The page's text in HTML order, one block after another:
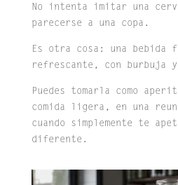
No intenta imitar una
parecerse a una copa.
Es otra cosa: una bebida
refrescante, con burbuja
Puedes tomarla como
comida ligera, en una
cuando simplemente te
diferente.